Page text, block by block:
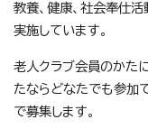
教養、健康、社会奉仕
実施しています。
老人クラブ会員のかた
たならどなたでも参加
で募集します。